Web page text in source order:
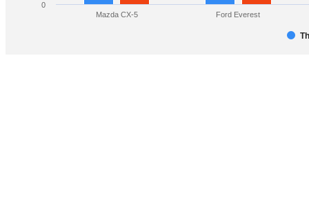
Mazda CX-5 Ford Everest
0